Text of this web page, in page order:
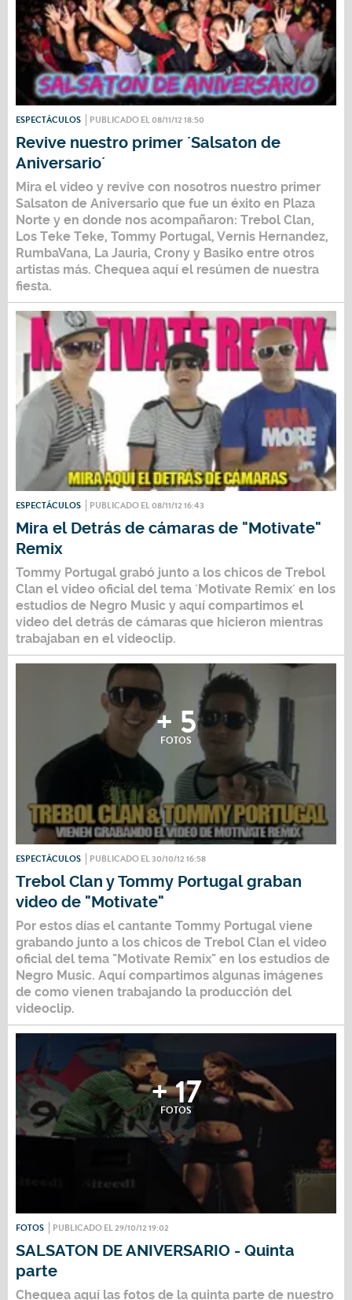
ESPECTÁCULOS PUBLICADO EL 08/11/12 18:50
Revive nuestro primer ´Salsaton de
Aniversario´
Mira el video y revive con nosotros nuestro primer
Salsaton de Aniversario que fue un éxito en Plaza
Norte y en donde nos acompañaron: Trebol Clan,
Los Teke Teke, Tommy Portugal, Vernis Hernandez,
RumbaVana, La Jauria, Crony y Basiko entre otros
artistas más. Chequea aquí el resúmen de nuestra
fiesta.
ESPECTÁCULOS PUBLICADO EL 08/11/12 16:43
Mira el Detrás de cámaras de "Motivate"
Remix
Tommy Portugal grabó junto a los chicos de Trebol
Clan el video oficial del tema ´Motivate Remix´ en los
estudios de Negro Music y aquí compartimos el
video del detrás de cámaras que hicieron mientras
trabajaban en el videoclip.
+ 5
FOTOS
ESPECTÁCULOS PUBLICADO EL 30/10/12 16:58
Trebol Clan y Tommy Portugal graban
video de "Motivate"
Por estos días el cantante Tommy Portugal viene
grabando junto a los chicos de Trebol Clan el video
oficial del tema "Motivate Remix" en los estudios de
Negro Music. Aquí compartimos algunas imágenes
de como vienen trabajando la producción del
videoclip.
+ 17
FOTOS
FOTOS PUBLICADO EL 29/10/12 19:02
SALSATON DE ANIVERSARIO - Quinta
parte
Chequea aquí las fotos de la quinta parte de nuestro